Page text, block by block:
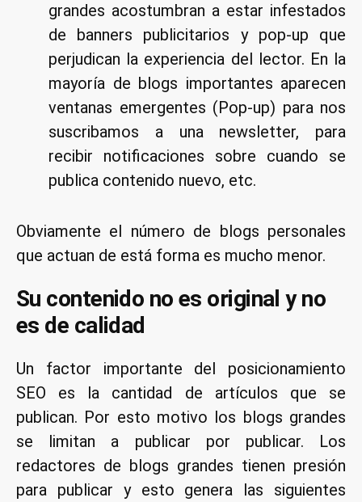
grandes acostumbran a estar infestados
de banners publicitarios y pop-up que
perjudican la experiencia del lector. En la
mayoría de blogs importantes aparecen
ventanas emergentes (Pop-up) para nos
suscribamos a una newsletter, para
recibir notificaciones sobre cuando se
publica contenido nuevo, etc.
Obviamente el número de blogs personales
que actuan de está forma es mucho menor.
Su contenido no es original y no
es de calidad
Un factor importante del posicionamiento
SEO es la cantidad de artículos que se
publican. Por esto motivo los blogs grandes
se limitan a publicar por publicar. Los
redactores de blogs grandes tienen presión
para publicar y esto genera las siguientes